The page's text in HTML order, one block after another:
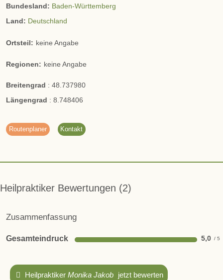
Bundesland: Baden-Württemberg
Land: Deutschland
Ortsteil: keine Angabe
Regionen: keine Angabe
Breitengrad : 48.737980
Längengrad : 8.748406
Routenplaner Kontakt
Heilpraktiker Bewertungen 2
Zusammenfassung
Gesamteindruck 5,0
Heilpraktiker Monika Jakob jetzt bewerten